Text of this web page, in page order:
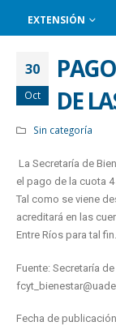
EXTENSIÓN
30
Oct
DE
Sin categoría
La Secretaría de
el pago de la cuota
Tal como se viene
acreditará en las
Entre Ríos para tal fin.
Fuente: Secretaría
Fecha de